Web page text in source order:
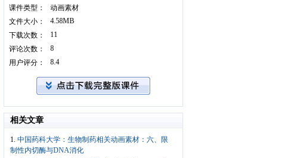
课件类型：
动画素材
文件大小：
4.58MB
下载次数：
11
评论次数：
8
用户评分：
8.4
相关文章
1. 中国药科大学：生物制药相关动画素材：六、限
制性内切酶与DNA消化